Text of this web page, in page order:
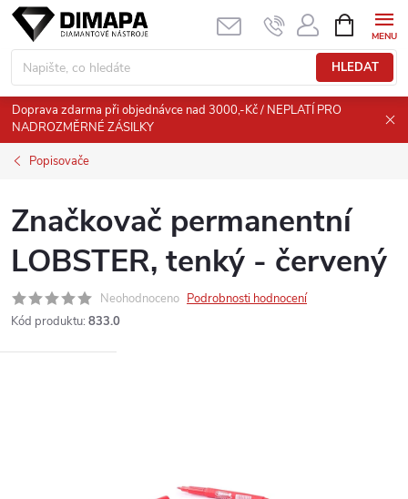
Přejít
obsah
HLEDAT
NÁKUPNÍ
KOŠÍK
Doprava zdarma při objednávce nad 3000,-Kč / NEPLATÍ PRO
NADROZMĚRNÉ ZÁSILKY
Popisovače
Značkovač permanentní
LOBSTER, tenký - červený
Neohodnoceno Podrobnosti hodnocení
Kód produktu: 833.0